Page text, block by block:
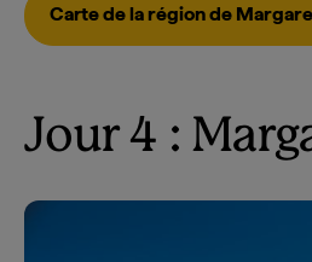
Carte de la région de
Jour 4 :